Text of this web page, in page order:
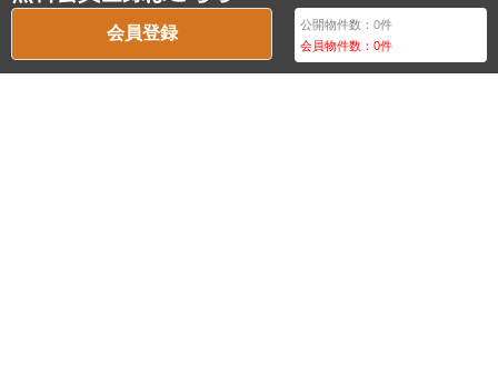
会員登録 公開物件数：0件
会員物件数：0件